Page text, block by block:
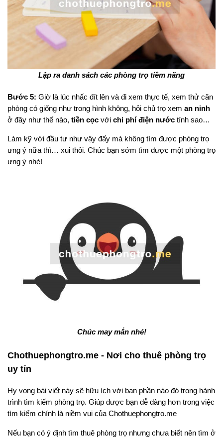
Lập ra danh sách các phòng trọ tiềm năng
Bước 5: Giờ là lúc nhấc đít lên và đi xem thực tế, xem thử căn
phòng có giống như trong hình không, hỏi chủ trọ xem an ninh
ở đây như thế nào, tiền cọc với chi phí điện nước tính sao…
Làm kỹ với đầu tư như vậy đấy mà không tìm được phòng trọ
ưng ý nữa thì… xui thôi. Chúc bạn sớm tìm được một phòng trọ
ưng ý nhé!
Chúc may mắn nhé!
Chothuephongtro.me - Nơi cho thuê phòng trọ
uy tín
Hy vọng bài viết này sẽ hữu ích với bạn phần nào đó trong hành
trình tìm kiếm phòng trọ. Giúp được bạn dễ dàng hơn trong việc
tìm kiếm chính là niềm vui của Chothuephongtro.me
Nếu bạn có ý định tìm thuê phòng trọ nhưng chưa biết nên tìm ở